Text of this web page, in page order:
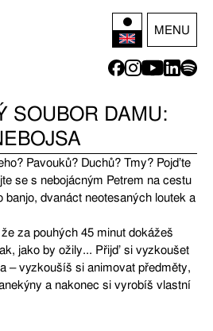
MENU
SOUBOR DAMU:
Pavouků? Duchů? Tmy? Pojďte
se s nebojácným Petrem na cestu
banjo, dvanáct neotesaných loutek a
za pouhých 45 minut dokážeš
jako by ožily... Přijď si vyzkoušet
– vyzkoušíš si animovat předměty,
a nakonec si vyrobíš vlastní